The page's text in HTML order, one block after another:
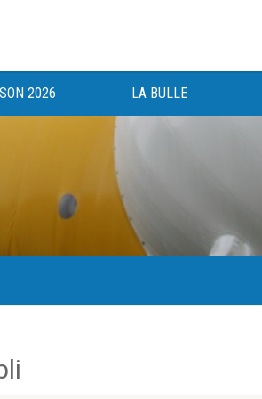
2026 LA BULLE
au bénéfice des haut-saônois depuis 1983.